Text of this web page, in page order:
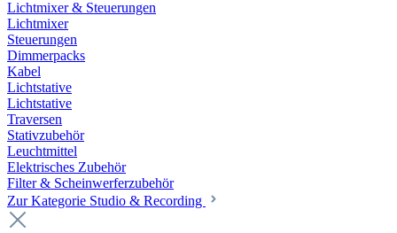
Lichtmixer & Steuerungen
Lichtmixer
Steuerungen
Dimmerpacks
Kabel
Lichtstative
Lichtstative
Traversen
Stativzubehör
Leuchtmittel
Elektrisches Zubehör
Filter & Scheinwerferzubehör
Zur Kategorie Studio & Recording